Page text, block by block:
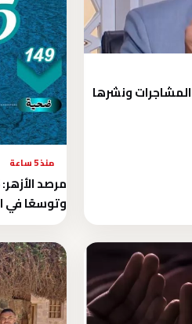
ونشرها
منذ 5 ساعة
وتوسعًا في